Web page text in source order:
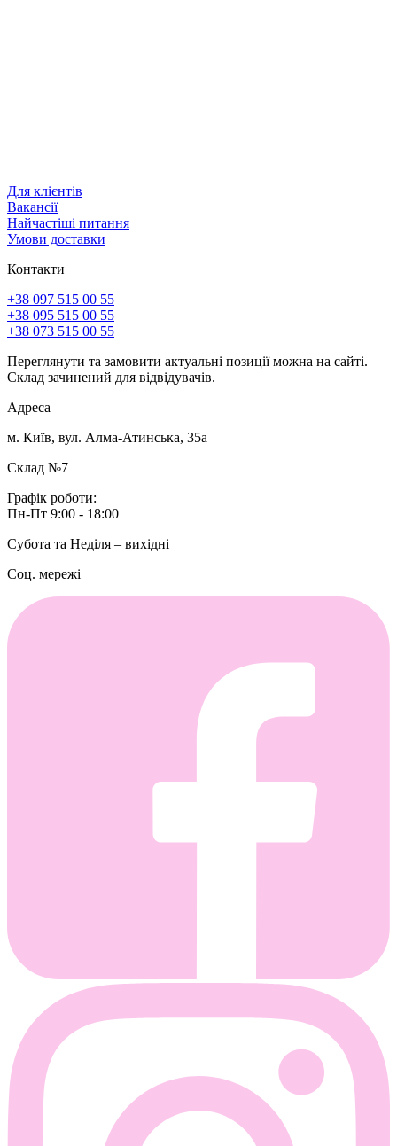
Для клієнтів
Вакансії
Найчастіші питання
Умови доставки
Контакти
+38 097 515 00 55
+38 095 515 00 55
+38 073 515 00 55
Переглянути та замовити актуальні позиції можна на сайті.
Склад зачинений для відвідувачів.
Адреса
м. Київ, вул. Алма-Атинська, 35а
Склад №7
Графік роботи:
Пн-Пт 9:00 - 18:00
Субота та Неділя – вихідні
Соц. мережі